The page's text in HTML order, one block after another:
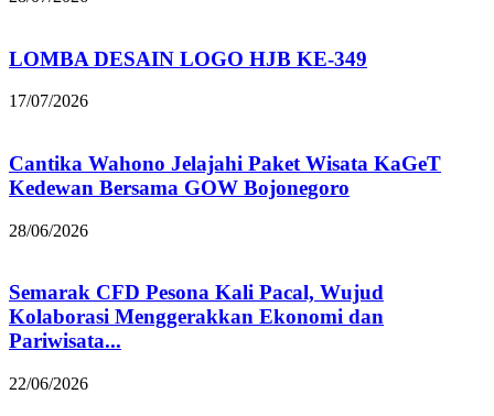
LOMBA DESAIN LOGO HJB KE-349
17/07/2026
Cantika Wahono Jelajahi Paket Wisata KaGeT
Kedewan Bersama GOW Bojonegoro
28/06/2026
Semarak CFD Pesona Kali Pacal, Wujud
Kolaborasi Menggerakkan Ekonomi dan
Pariwisata...
22/06/2026